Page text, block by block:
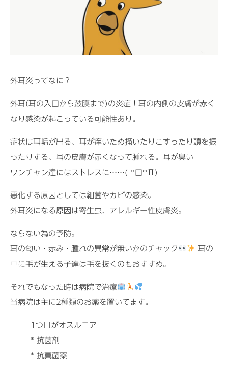
外耳炎ってなに？
外耳(耳の入口から鼓膜まで)の炎症！耳の内側の皮膚が赤く
なり感染が起こっている可能性あり。
症状は耳垢が出る、耳が痒いため掻いたりこすったり頭を振
ったりする、耳の皮膚が赤くなって腫れる。耳が臭い
ワンチャン達にはストレスに……( ꒪口꒪Ⅲ)
悪化する原因としては細菌やカビの感染。
外耳炎になる原因は寄生虫、アレルギー性皮膚炎。
ならない為の予防。
耳の匂い・赤み・腫れの異常が無いかのチャック
耳の
中に毛が生える子達は毛を抜くのもおすすめ。
それでもなった時は病院で治療
当病院は主に2種類のお薬を置いてます。
1つ目がオスルニア
* 抗菌剤
* 抗真菌薬